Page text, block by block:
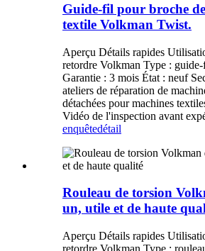
Guide-fil pour broche
textile Volkman Twist.
Aperçu Détails rapides
retordre Volkman Type :
Garantie : 3 mois État : neuf
ateliers de réparation de
détachées pour machines
Vidéo de l'inspection avant
enquêtedétail
Rouleau de torsion
un, utile et de haute
Aperçu Détails rapides